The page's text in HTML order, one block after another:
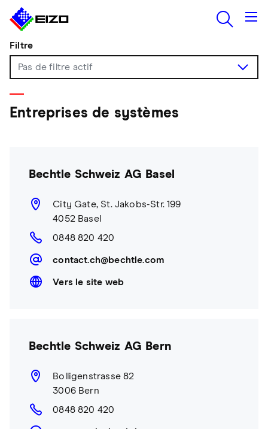
Filtre
Entreprises de systèmes
Bechtle Schweiz AG Basel
City Gate, St. Jakobs-Str. 199
4052 Basel
0848 820 420
contact.ch@bechtle.com
Vers le site web
Bechtle Schweiz AG Bern
Bolligenstrasse 82
3006 Bern
0848 820 420